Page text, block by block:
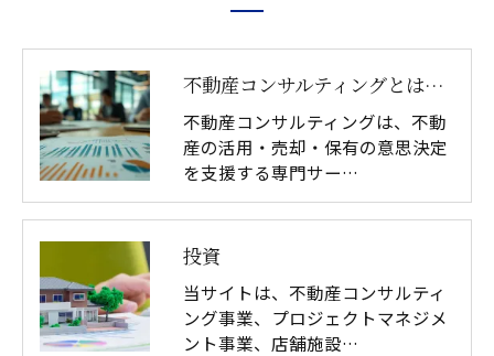
不動産コンサルティングとは｜資産戦略・土地活用の意思決定支援
不動産コンサルティングは、不動
産の活用・売却・保有の意思決定
を支援する専門サー…
投資
当サイトは、不動産コンサルティ
ング事業、プロジェクトマネジメ
ント事業、店舗施設…